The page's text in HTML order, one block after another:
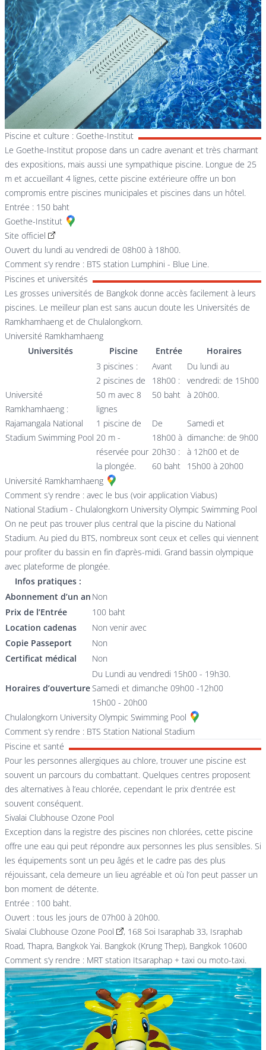
Piscine et culture : Goethe-Institut
Le Goethe-Institut propose dans un cadre avenant et très charmant
des expositions, mais aussi une sympathique piscine. Longue de 25
m et accueillant 4 lignes, cette piscine extérieure offre un bon
compromis entre piscines municipales et piscines dans un hôtel.
Entrée : 150 baht
Goethe-Institut
Site officiel
Ouvert du lundi au vendredi de 08h00 à 18h00.
Comment s’y rendre : BTS station Lumphini - Blue Line.
Piscines et universités
Les grosses universités de Bangkok donne accès facilement à leurs
piscines. Le meilleur plan est sans aucun doute les Universités de
Ramkhamhaeng et de Chulalongkorn.
Université Ramkhamhaeng
Universités
Piscine Entrée Horaires
Université
Ramkhamhaeng :
Rajamangala National
Stadium Swimming Pool
3 piscines :
2 piscines de
50 m avec 8
lignes
1 piscine de
20 m -
réservée pour
la plongée.
Avant
18h00 :
50 baht
De
18h00 à
20h30 :
60 baht
Du lundi au
vendredi: de 15h00
à 20h00.
Samedi et
dimanche: de 9h00
à 12h00 et de
15h00 à 20h00
Université Ramkhamhaeng
Comment s’y rendre : avec le bus (voir application Viabus)
National Stadium - Chulalongkorn University Olympic Swimming Pool
On ne peut pas trouver plus central que la piscine du National
Stadium. Au pied du BTS, nombreux sont ceux et celles qui viennent
pour profiter du bassin en fin d’après-midi. Grand bassin olympique
avec plateforme de plongée.
Infos pratiques :
Abonnement d’un an Non
Prix de l’Entrée
100 baht
Location cadenas
Non venir avec
Copie Passeport
Non
Certificat médical
Non
Horaires d’ouverture
Du Lundi au vendredi 15h00 - 19h30.
Samedi et dimanche 09h00 -12h00
15h00 - 20h00
Chulalongkorn University Olympic Swimming Pool
Comment s’y rendre : BTS Station National Stadium
Piscine et santé
Pour les personnes allergiques au chlore, trouver une piscine est
souvent un parcours du combattant. Quelques centres proposent
des alternatives à l’eau chlorée, cependant le prix d’entrée est
souvent conséquent.
Sivalai Clubhouse Ozone Pool
Exception dans la registre des piscines non chlorées, cette piscine
offre une eau qui peut répondre aux personnes les plus sensibles. Si
les équipements sont un peu âgés et le cadre pas des plus
réjouissant, cela demeure un lieu agréable et où l’on peut passer un
bon moment de détente.
Entrée : 100 baht.
Ouvert : tous les jours de 07h00 à 20h00.
Sivalai Clubhouse Ozone Pool
, 168 Soi Isaraphab 33, Israphab
Road, Thapra, Bangkok Yai. Bangkok (Krung Thep), Bangkok 10600
Comment s’y rendre : MRT station Itsaraphap + taxi ou moto-taxi.